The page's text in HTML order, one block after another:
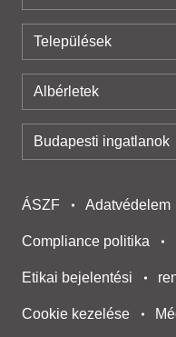
Települések
Albérletek
Budapesti ingatlanok
ÁSZF Adatvédelem
Compliance politika
Etikai bejelentési
Cookie kezelése